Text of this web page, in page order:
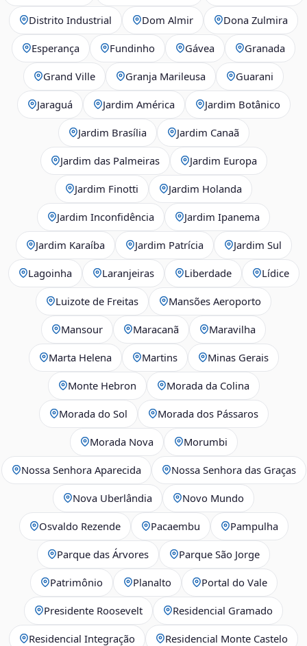
Distrito Industrial Dom Almir Dona Zulmira
Esperança Fundinho Gávea Granada
Grand Ville Granja Marileusa Guarani
Jaraguá Jardim América Jardim Botânico
Jardim Brasília Jardim Canaã
Jardim das Palmeiras Jardim Europa
Jardim Finotti Jardim Holanda
Jardim Inconfidência Jardim Ipanema
Jardim Karaíba Jardim Patrícia Jardim Sul
Lagoinha Laranjeiras Liberdade Lídice
Luizote de Freitas Mansões Aeroporto
Mansour Maracanã Maravilha
Marta Helena Martins Minas Gerais
Monte Hebron Morada da Colina
Morada do Sol Morada dos Pássaros
Morada Nova Morumbi
Nossa Senhora Aparecida Nossa Senhora das Graças
Nova Uberlândia Novo Mundo
Osvaldo Rezende Pacaembu Pampulha
Parque das Árvores Parque São Jorge
Patrimônio Planalto Portal do Vale
Presidente Roosevelt Residencial Gramado
Residencial Integração Residencial Monte Castelo